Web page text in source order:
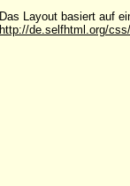
Das Layout basiert auf
http://de.selfhtml.org/